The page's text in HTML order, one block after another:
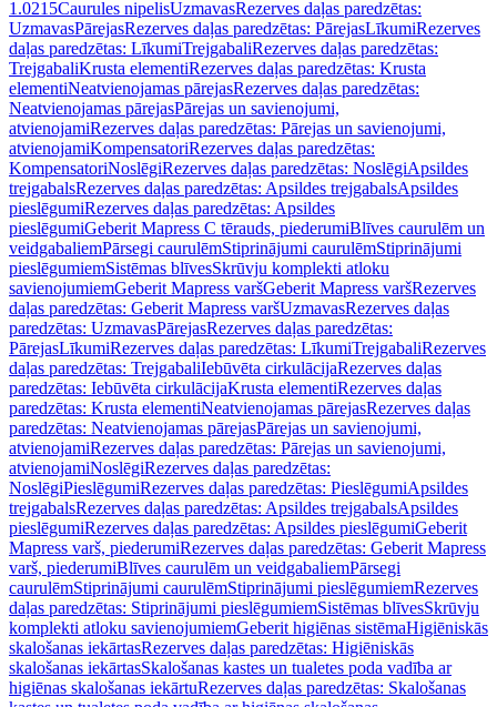
1.0215Caurules nipelisUzmavasRezerves daļas paredzētas:
UzmavasPārejasRezerves daļas paredzētas: PārejasLīkumiRezerves
daļas paredzētas: LīkumiTrejgabaliRezerves daļas paredzētas:
TrejgabaliKrusta elementiRezerves daļas paredzētas: Krusta
elementiNeatvienojamas pārejasRezerves daļas paredzētas:
Neatvienojamas pārejasPārejas un savienojumi,
atvienojamiRezerves daļas paredzētas: Pārejas un savienojumi,
atvienojamiKompensatoriRezerves daļas paredzētas:
KompensatoriNoslēgiRezerves daļas paredzētas: NoslēgiApsildes
trejgabalsRezerves daļas paredzētas: Apsildes trejgabalsApsildes
pieslēgumiRezerves daļas paredzētas: Apsildes
pieslēgumiGeberit Mapress C tērauds, piederumiBlīves caurulēm un
veidgabaliemPārsegi caurulēmStiprinājumi caurulēmStiprinājumi
pieslēgumiemSistēmas blīvesSkrūvju komplekti atloku
savienojumiemGeberit Mapress varšGeberit Mapress varšRezerves
daļas paredzētas: Geberit Mapress varšUzmavasRezerves daļas
paredzētas: UzmavasPārejasRezerves daļas paredzētas:
PārejasLīkumiRezerves daļas paredzētas: LīkumiTrejgabaliRezerves
daļas paredzētas: TrejgabaliIebūvēta cirkulācijaRezerves daļas
paredzētas: Iebūvēta cirkulācijaKrusta elementiRezerves daļas
paredzētas: Krusta elementiNeatvienojamas pārejasRezerves daļas
paredzētas: Neatvienojamas pārejasPārejas un savienojumi,
atvienojamiRezerves daļas paredzētas: Pārejas un savienojumi,
atvienojamiNoslēgiRezerves daļas paredzētas:
NoslēgiPieslēgumiRezerves daļas paredzētas: PieslēgumiApsildes
trejgabalsRezerves daļas paredzētas: Apsildes trejgabalsApsildes
pieslēgumiRezerves daļas paredzētas: Apsildes pieslēgumiGeberit
Mapress varš, piederumiRezerves daļas paredzētas: Geberit Mapress
varš, piederumiBlīves caurulēm un veidgabaliemPārsegi
caurulēmStiprinājumi caurulēmStiprinājumi pieslēgumiemRezerves
daļas paredzētas: Stiprinājumi pieslēgumiemSistēmas blīvesSkrūvju
komplekti atloku savienojumiemGeberit higiēnas sistēmaHigiēniskās
skalošanas iekārtasRezerves daļas paredzētas: Higiēniskās
skalošanas iekārtasSkalošanas kastes un tualetes poda vadība ar
higiēnas skalošanas iekārtuRezerves daļas paredzētas: Skalošanas